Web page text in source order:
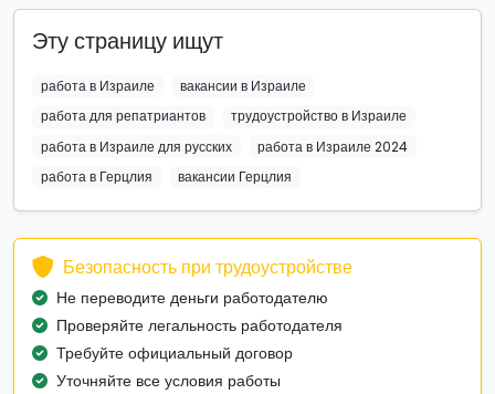
Эту страницу ищут
работа в Израиле
вакансии в Израиле
работа для репатриантов
трудоустройство в Израиле
работа в Израиле для русских
работа в Израиле 2024
работа в Герцлия
вакансии Герцлия
Безопасность при трудоустройстве
Не переводите деньги работодателю
Проверяйте легальность работодателя
Требуйте официальный договор
Уточняйте все условия работы